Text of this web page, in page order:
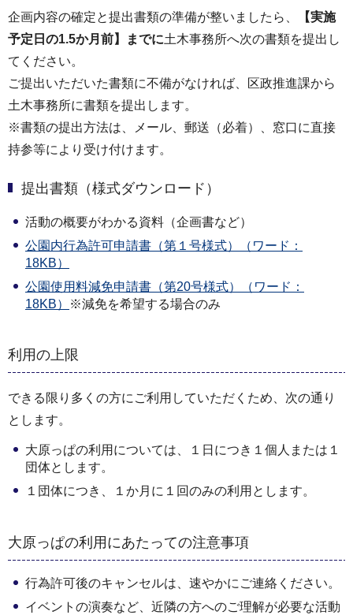
企画内容の確定と提出書類の準備が整いましたら、
【実施
予定日の1.5か月前】までに土木事務所へ次の書類を提出し
てください。
ご提出いただいた書類に不備がなければ、区政推進課から
土木事務所に書類を提出します。
※書類の提出方法は、メール、郵送（必着）、窓口に直接
持参等により受け付けます。
提出書類（様式ダウンロード）
活動の概要がわかる資料（企画書など）
公園内行為許可申請書（第１号様式）（ワード：
18KB）
公園使用料減免申請書（第20号様式）（ワード：
18KB）
※減免を希望する場合のみ
利用の上限
できる限り多くの方にご利用していただくため、次の通り
とします。
大原っぱの利用については、１日につき１個人または１
団体とします。
１団体につき、１か月に１回のみの利用とします。
大原っぱの利用にあたっての注意事項
行為許可後のキャンセルは、速やかにご連絡ください。
イベントの演奏など、近隣の方へのご理解が必要な活動